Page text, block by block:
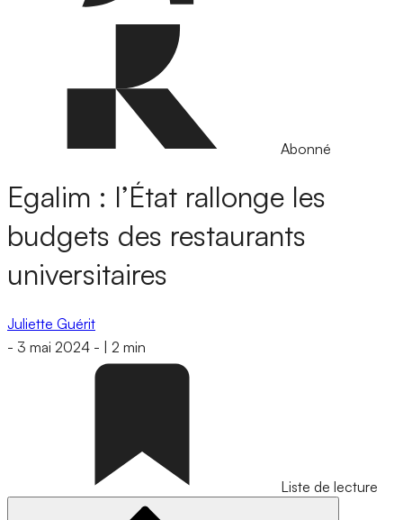
Abonné
Egalim : l’État rallonge les
budgets des restaurants
universitaires
Juliette Guérit
- 3 mai 2024 - 2 min
Liste de lecture